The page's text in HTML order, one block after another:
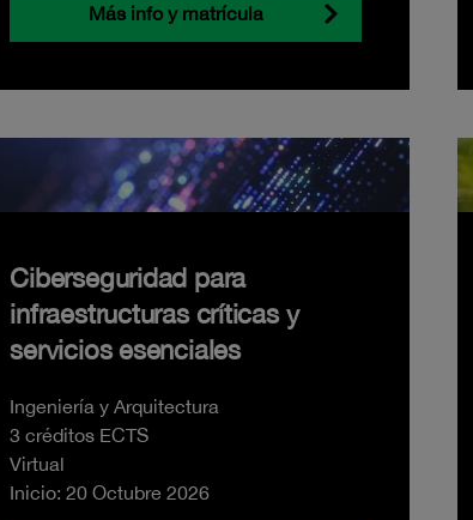
Más info y matrícula
Ciberseguridad para
infraestructuras críticas y
servicios esenciales
Ingeniería y Arquitectura
3 créditos ECTS
Virtual
Inicio: 20 Octubre 2026